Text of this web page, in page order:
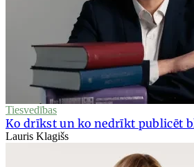
Tiesvedības
Ko drīkst un ko nedrīkt publicēt
Lauris Klagišs